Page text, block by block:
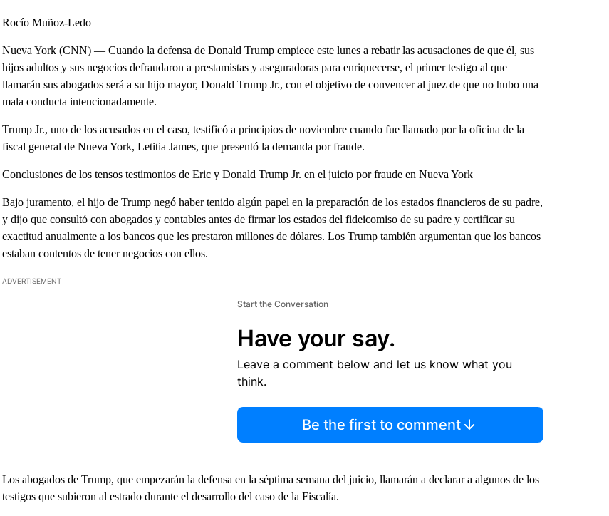
Rocío Muñoz-Ledo
Nueva York (CNN) — Cuando la defensa de Donald Trump empiece este lunes a rebatir las acusaciones de que él, sus
hijos adultos y sus negocios defraudaron a prestamistas y aseguradoras para enriquecerse, el primer testigo al que
llamarán sus abogados será a su hijo mayor, Donald Trump Jr., con el objetivo de convencer al juez de que no hubo una
mala conducta intencionadamente.
Trump Jr., uno de los acusados en el caso, testificó a principios de noviembre cuando fue llamado por la oficina de la
fiscal general de Nueva York, Letitia James, que presentó la demanda por fraude.
Conclusiones de los tensos testimonios de Eric y Donald Trump Jr. en el juicio por fraude en Nueva York
Bajo juramento, el hijo de Trump negó haber tenido algún papel en la preparación de los estados financieros de su padre,
y dijo que consultó con abogados y contables antes de firmar los estados del fideicomiso de su padre y certificar su
exactitud anualmente a los bancos que les prestaron millones de dólares. Los Trump también argumentan que los bancos
estaban contentos de tener negocios con ellos.
ADVERTISEMENT
Start the Conversation
Have your say.
Leave a comment below and let us know what you
think.
Be the first to comment
Los abogados de Trump, que empezarán la defensa en la séptima semana del juicio, llamarán a declarar a algunos de los
testigos que subieron al estrado durante el desarrollo del caso de la Fiscalía.